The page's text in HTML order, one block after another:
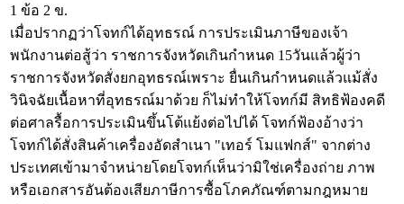
1 ข้อ 2 ข.
เมื่อปรากฏว่าโจทก์ได้อุทธรณ์ การประเมินภาษีของเจ้า
พนักงานต่อสู้ว่า ราชการจังหวัดเกินกำหนด 15วันแล้วผู้ว่า
ราชการจังหวัดสั่งยกอุทธรณ์เพราะ ยื่นเกินกำหนดแล้วแม้สั่ง
วินิจฉัยเนื้อหาที่อุทธรณ์มาด้วย ก็ไม่ทำให้โจทก์มี สิทธิฟ้องคดี
ต่อศาลรื้อการประเมินขึ้นโต้แย้งต่อไปได้ โจทก์ฟ้องอ้างว่า
โจทก์ได้สั่งสินค้าเครื่องอัดสำเนา "เทอร์ โมแฟกส์" จากต่าง
ประเทศเข้ามาจำหน่ายโดยโจทก์เห็นว่ามิใช่เครื่องถ่าย ภาพ
หรือเอกสารอันต้องเสียภาษีการซื้อโภคภัณฑ์ตามกฎหมาย